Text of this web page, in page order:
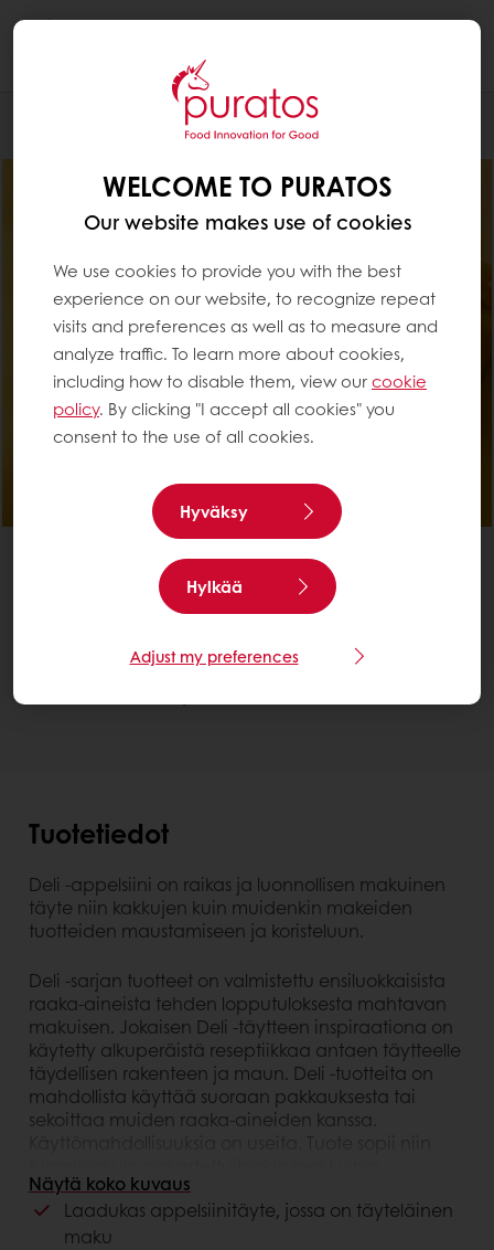
Deli Orange
Etsi paikallinen jakelija
Ota meihin yhteyttä.
Tuotetiedot
Deli -appelsiini on raikas ja luonnollisen makuinen
täyte niin kakkujen kuin muidenkin makeiden
tuotteiden maustamiseen ja koristeluun.
Deli -sarjan tuotteet on valmistettu ensiluokkaisista
raaka-aineista tehden lopputuloksesta mahtavan
makuisen. Jokaisen Deli -täytteen inspiraationa on
käytetty alkuperäistä reseptiikkaa antaen täytteelle
täydellisen rakenteen ja maun. Deli -tuotteita on
mahdollista käyttää suoraan pakkauksesta tai
sekoittaa muiden raaka-aineiden kanssa.
Hyödyt kuluttajalle
Näytä koko kuvaus
Laadukas appelsiinitäyte, jossa on täyteläinen
maku
WELCOME TO PURATOS
Our website makes use of cookies
We use cookies to provide you with the best
experience on our website, to recognize repeat
visits and preferences as well as to measure and
analyze traffic. To learn more about cookies,
including how to disable them, view ourcookie
policy. By clicking "I accept all cookies" you
consent to the use of all cookies.
Hyväksy
Hylkää
Adjust my preferences